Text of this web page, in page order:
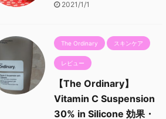
2021/1/1
The Ordinary スキンケア
レビュー
【The Ordinary】
Vitamin C Suspension
30% in Silicone 効果・